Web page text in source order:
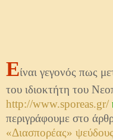
Είναι γεγονός πως
του ιδιοκτήτη του
http://www.sporeas.gr/
περιγράφουμε στο
«Διασπορέας»